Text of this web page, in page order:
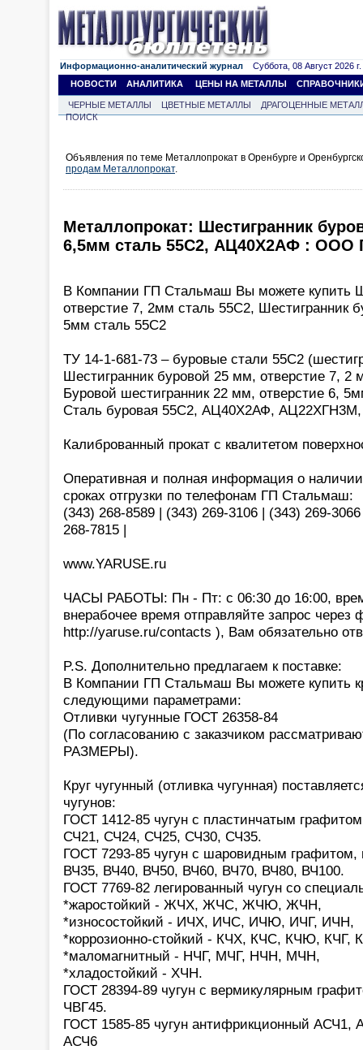
Информационно-аналитический журнал Суббота, 08 Август 2026 г.
НОВОСТИ
АНАЛИТИКА ЦЕНЫ НА МЕТАЛЛЫ
ЧЕРНЫЕ МЕТАЛЛЫ ЦВЕТНЫЕ МЕТАЛЛЫ
ДРАГОЦЕННЫЕ
ПОИСК
Объявления по теме Металлопрокат в Оренбурге и
продам Металлопрокат.
Металлопрокат: Шестигранник
6,5мм сталь 55С2, АЦ40Х2АФ : ООО
В Компании ГП Стальмаш Вы можете купить
отверстие 7, 2мм сталь 55С2, Шестигранник
5мм сталь 55С2
ТУ 14-1-681-73 – буровые стали 55С2
Шестигранник буровой 25 мм, отверстие 7, 2
Буровой шестигранник 22 мм, отверстие 6,
Сталь буровая 55С2, АЦ40Х2АФ,
Калиброванный прокат с квалитетом
Оперативная и полная информация о
сроках отгрузки по телефонам ГП Стальмаш:
(343) 268-8589 | (343) 269-3106 | (343) 269-
268-7815 |
www.YARUSE.ru
ЧАСЫ РАБОТЫ: Пн - Пт: с 06:30 до 16:00,
внерабочее время отправляйте запрос через
http://yaruse.ru/contacts ), Вам обязательно
P.S. Дополнительно предлагаем к поставке:
В Компании ГП Стальмаш Вы можете купить
следующими параметрами:
Отливки чугунные ГОСТ 26358-84
(По согласованию с заказчиком
РАЗМЕРЫ).
Круг чугунный (отливка чугунная)
чугунов:
ГОСТ 1412-85 чугун с пластинчатым
СЧ21, СЧ24, СЧ25, СЧ30, СЧ35.
ГОСТ 7293-85 чугун с шаровидным графитом,
ВЧ35, ВЧ40, ВЧ50, ВЧ60, ВЧ70, ВЧ80, ВЧ100.
ГОСТ 7769-82 легированный чугун со
*жаростойкий - ЖЧХ, ЖЧС, ЖЧЮ, ЖЧН,
*износостойкий - ИЧХ, ИЧС, ИЧЮ, ИЧГ, ИЧН,
*коррозионно-стойкий - КЧХ, КЧС, КЧЮ, КЧГ,
*маломагнитный - НЧГ, МЧГ, НЧН, МЧН,
*хладостойкий - ХЧН.
ГОСТ 28394-89 чугун с вермикулярным
ЧВГ45.
ГОСТ 1585-85 чугун антифрикционный
АСЧ6